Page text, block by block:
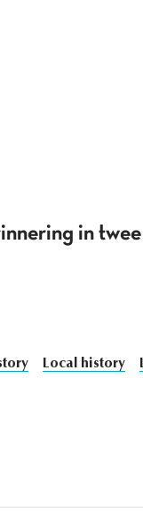
in
Local history